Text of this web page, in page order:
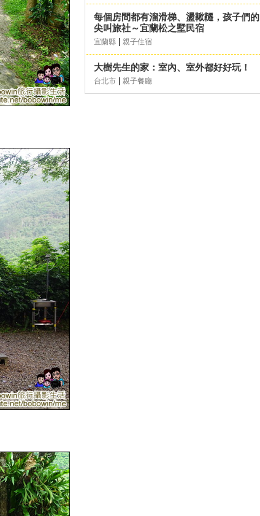
每個房間都有溜滑梯、盪鞦韆，孩子們的
尖叫旅社～宜蘭松之墅民宿
宜蘭縣 親子住宿
大樹先生的家：室內、室外都好好玩！
台北市 親子餐廳